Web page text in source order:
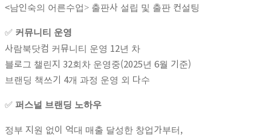
<남인숙의 어른수업> 출판사 설립 및 출판 컨설팅
✅ 커뮤니티 운영
사람북닷컴 커뮤니티 운영 12년 차
블로그 챌린지 32회차 운영중(2025년 6월 기준)
브랜딩 책쓰기 4개 과정 운영 외 다수
✅ 퍼스널 브랜딩 노하우
정부 지원 없이 억대 매출 달성한 창업가부터,